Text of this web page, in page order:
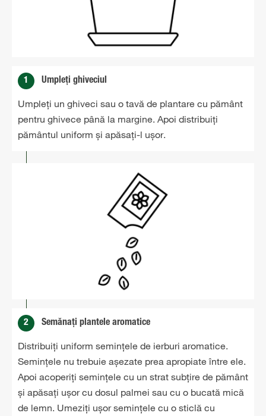
1 Umpleți ghiveciul
Umpleți un ghiveci sau o tavă de plantare cu pământ
pentru ghivece până la margine. Apoi distribuiți
pământul uniform și apăsați-l ușor.
2 Semănați plantele aromatice
Distribuiți uniform semințele de ierburi aromatice.
Semințele nu trebuie așezate prea apropiate între ele.
Apoi acoperiți semințele cu un strat subțire de pământ
și apăsați ușor cu dosul palmei sau cu o bucată mică
de lemn. Umeziți ușor semințele cu o sticlă cu